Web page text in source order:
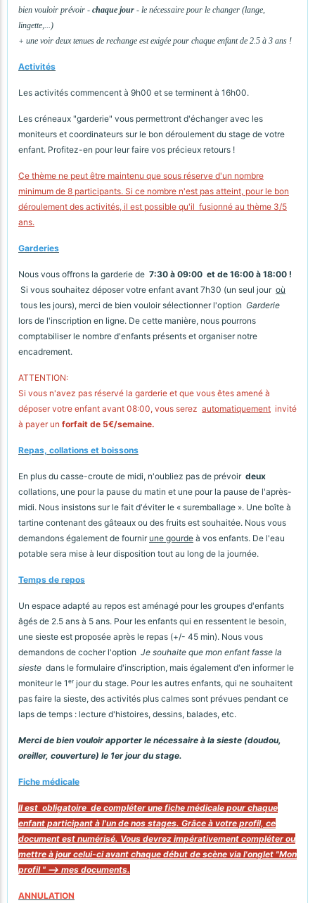
bien vouloir prévoir - chaque jour - le nécessaire pour le changer (lange,
lingette,...)
+ une voir deux tenues de rechange est exigée pour chaque enfant de 2.5 à 3 ans !
Activités
Les activités commencent à 9h00 et se terminent à 16h00.
Les créneaux "garderie" vous permettront d'échanger avec les
moniteurs et coordinateurs sur le bon déroulement du stage de votre
enfant. Profitez-en pour leur faire vos précieux retours !
Ce thème ne peut être maintenu que sous réserve d'un nombre
minimum de 8 participants. Si ce nombre n'est pas atteint, pour le bon
déroulement des activités, il est possible qu'il fusionné au thème 3/5
ans.
Garderies
Nous vous offrons la garderie de 7:30 à 09:00 et de 16:00 à 18:00 !
Si vous souhaitez déposer votre enfant avant 7h30 (un seul jour où
tous les jours), merci de bien vouloir sélectionner l'option Garderie
lors de l'inscription en ligne. De cette manière, nous pourrons
comptabiliser le nombre d'enfants présents et organiser notre
encadrement.
ATTENTION:
Si vous n'avez pas réservé la garderie et que vous êtes amené à
déposer votre enfant avant 08:00, vous serez automatiquement invité
à payer un forfait de 5€/semaine.
Repas, collations et boissons
En plus du casse-croute de midi, n'oubliez pas de prévoir deux
collations, une pour la pause du matin et une pour la pause de l'après-
midi. Nous insistons sur le fait d'éviter le « suremballage ». Une boîte à
tartine contenant des gâteaux ou des fruits est souhaitée. Nous vous
demandons également de fournir une gourde à vos enfants. De l'eau
potable sera mise à leur disposition tout au long de la journée.
Temps de repos
Un espace adapté au repos est aménagé pour les groupes d'enfants
âgés de 2.5 ans à 5 ans. Pour les enfants qui en ressentent le besoin,
une sieste est proposée après le repas (+/- 45 min). Nous vous
demandons de cocher l'option Je souhaite que mon enfant fasse la
sieste dans le formulaire d'inscription, mais également d'en informer le
moniteur le 1ᵉʳ jour du stage. Pour les autres enfants, qui ne souhaitent
pas faire la sieste, des activités plus calmes sont prévues pendant ce
laps de temps : lecture d'histoires, dessins, balades, etc.
Merci de bien vouloir apporter le nécessaire à la sieste (doudou,
oreiller, couverture) le 1er jour du stage.
Fiche médicale
Il est obligatoire de compléter une fiche médicale pour chaque
enfant participant à l'un de nos stages. Grâce à votre profil, ce
document est numérisé. Vous devrez impérativement compléter ou
mettre à jour celui-ci avant chaque début de scène via l'onglet "Mon
profil " --> mes documents.
ANNULATION